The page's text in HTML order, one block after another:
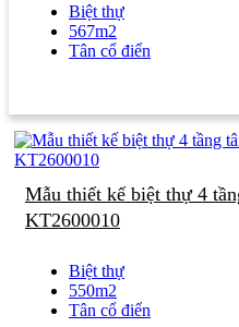
Biệt thự
567m2
Tân cổ điển
Mẫu thiết kế biệt thự 4
KT2600010
Biệt thự
550m2
Tân cổ điển